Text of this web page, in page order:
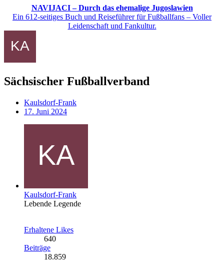
NAVIJACI – Durch das ehemalige Jugoslawien
Ein 612-seitiges Buch und Reiseführer für Fußballfans – Voller
Leidenschaft und Fankultur.
Sächsischer Fußballverband
Kaulsdorf-Frank
17. Juni 2024
Kaulsdorf-Frank
Lebende Legende
Erhaltene Likes
640
Beiträge
18.859